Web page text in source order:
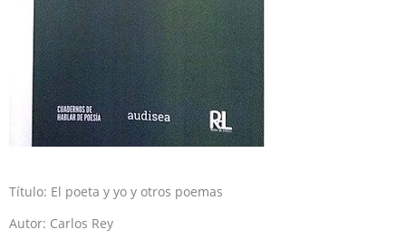
Título: El poeta y yo y otros poemas
Autor: Carlos Rey